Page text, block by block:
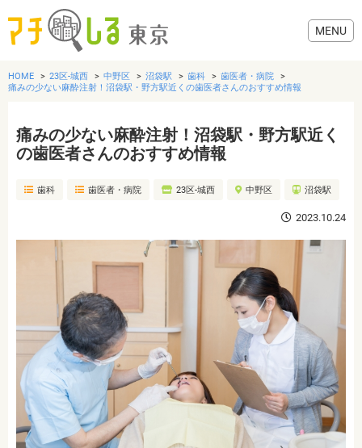
グルメ
美容・健康
歯医者・病院
おでかけ
生活
HOME 23区-城西 中野区 沼袋駅 歯科
歯医者・病院
痛みの少ない麻酔注射！沼袋駅・野方駅近くの歯医者さんのおすすめ情報
痛みの少ない麻酔注射！沼袋駅・野方駅近く
の歯医者さんのおすすめ情報
歯科 歯医者・病院 23区-城西 中野区 沼袋駅
2023.10.24